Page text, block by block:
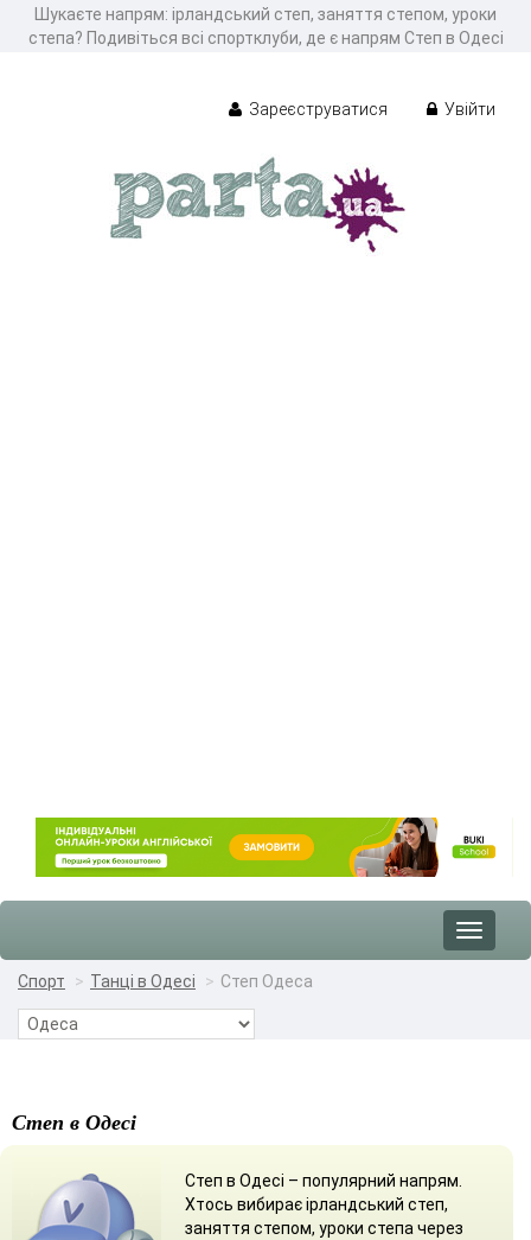
Шукаєте напрям: ірландський степ, заняття степом, уроки
степа? Подивіться всі спортклуби, де є напрям Степ в Одесі
Зареєструватися Увійти
Toggle
Спорт
Танці в Одесі Степ Одеса
Степ в Одесі
Степ в Одесі – популярний напрям.
Хтось вибирає ірландський степ,
заняття степом, уроки степа через